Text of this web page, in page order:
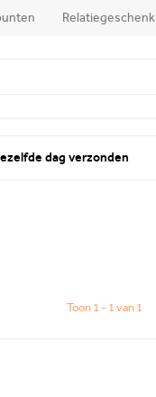
Relatiegeschenk
dag verzonden
Toon 1 - 1 van 1